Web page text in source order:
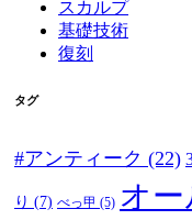
スカルプ
基礎技術
復刻
タグ
#アンティーク (22)
り (7) べっ甲 (5) オ